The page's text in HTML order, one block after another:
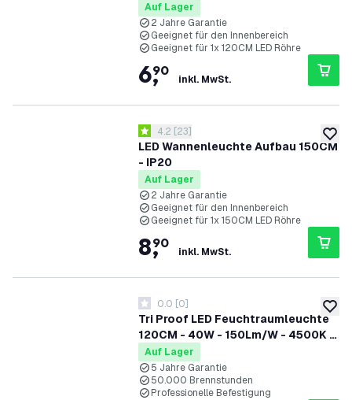
Auf Lager
2 Jahre Garantie
Geeignet für den Innenbereich
Geeignet für 1x 120CM LED Röhre
6,
90
inkl. MwSt.
zur
LED Wannenleuchte Aufbau 150CM
- IP20
Bewertungsbereich öffnen
4.2 Bewertungssterne
4.2 [23]
Auf Lager
2 Jahre Garantie
Geeignet für den Innenbereich
Geeignet für 1x 150CM LED Röhre
8,
90
inkl. MwSt.
zur
Tri Proof LED Feuchtraumleuchte
120CM - 40W - 150Lm/W - 4500K -
IP65 - IK10 - Verknüpfbar
0 Bewertungssterne
0.0 [0]
Auf Lager
5 Jahre Garantie
50.000 Brennstunden
Professionelle Befestigung